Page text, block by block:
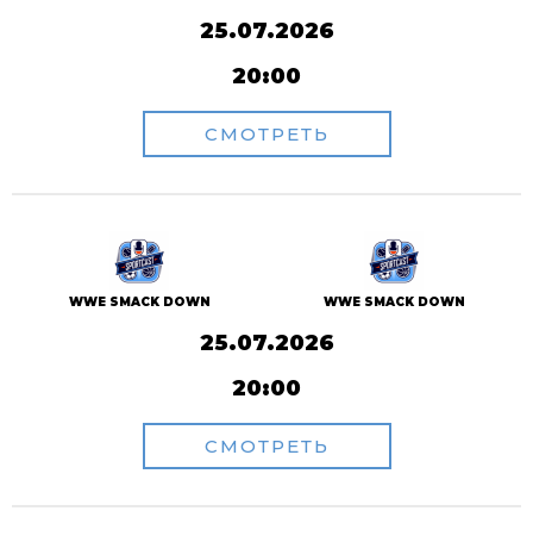
25.07.2026
20:00
СМОТРЕТЬ
WWE SMACK DOWN WWE SMACK DOWN
25.07.2026
20:00
СМОТРЕТЬ